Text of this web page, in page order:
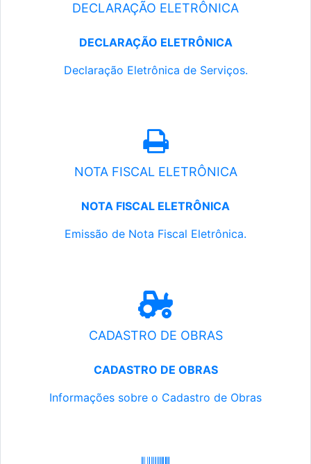
DECLARAÇÃO ELETRÔNICA
DECLARAÇÃO ELETRÔNICA
Declaração Eletrônica de Serviços.
NOTA FISCAL ELETRÔNICA
NOTA FISCAL ELETRÔNICA
Emissão de Nota Fiscal Eletrônica.
CADASTRO DE OBRAS
CADASTRO DE OBRAS
Informações sobre o Cadastro de Obras